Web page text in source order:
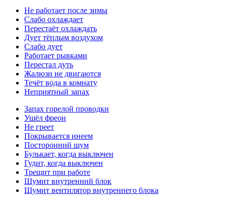
Не работает после зимы
Слабо охлаждает
Перестаёт охлаждать
Дует тёплым воздухом
Слабо дует
Работает рывками
Перестал дуть
Жалюзи не двигаются
Течёт вода в комнату
Неприятный запах
Запах горелой проводки
Ушёл фреон
Не греет
Покрывается инеем
Посторонний шум
Булькает, когда выключен
Гудит, когда выключен
Трещит при работе
Шумит внутренний блок
Шумит вентилятор внутреннего блока